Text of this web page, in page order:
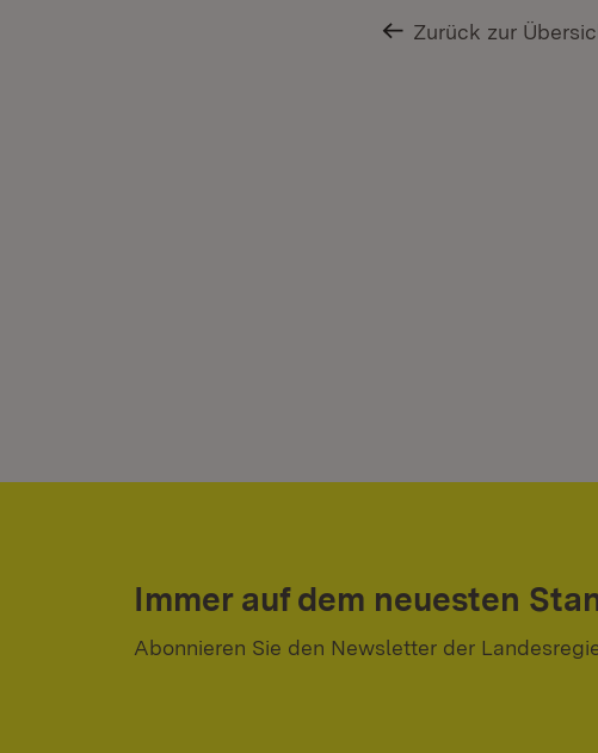
Zurück zur
Immer auf dem neuesten
Abonnieren Sie den Newsletter der